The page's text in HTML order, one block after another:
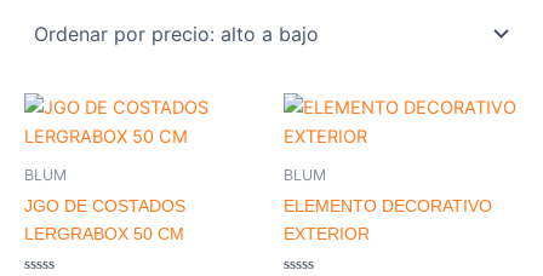
BLUM
JGO DE COSTADOS
LERGRABOX 50 CM
BLUM
ELEMENTO DECORATIVO
EXTERIOR